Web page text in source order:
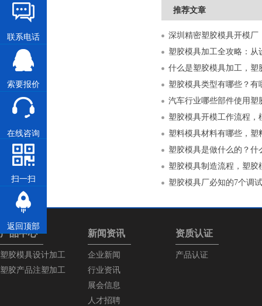
推荐文章
什么是塑胶模具加工，塑
塑胶模具类型有哪些？有
汽车行业哪些部件使用塑
塑胶模具开模工作流程，
塑料模具材料有哪些，塑
塑胶模具是做什么的？什
塑胶模具制造流程，塑胶
塑胶模具厂必知的7个调
产品中心
塑胶模具设计加工
塑胶产品注塑加工
新闻资讯
企业新闻
行业资讯
展会信息
人才招聘
资质认证
产品认证
联系电话
索要报价
在线咨询
扫一扫
返回顶部